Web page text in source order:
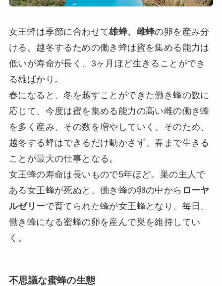
女王蜂は季節に合わせて雄蜂、雌蜂の卵を産み分
ける。越冬するための働き蜂は蜜を集める能力は
低いが寿命が長く、3ヶ月ほど生きることができ
る雄ばかり。
春になると、冬を越すことができた働き蜂の数に
応じて、今度は蜜を集める能力の高い雌の働き蜂
を多く産み、その数を増やしていく。そのため、
越冬する蜂はできるだけ動かさず、春まで生きる
ことが最大の仕事となる。
女王蜂の寿命は長いもので5年ほど。巣の主人で
ある女王蜂が死ぬと、働き蜂の卵の中から ローヤ
ルゼリーで育てられた蜂が女王蜂となり、毎日、
働き蜂になる蜜蜂の卵を産んで巣を維持してい
く。
不思議な蜜蜂の生態